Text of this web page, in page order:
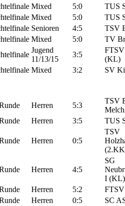
Mixed 5:0
TUS
Mixed 5:0
TUS
Senioren 4:5
TSV
Mixed 5:0
TV
Jugend
11/13/15
3:5
(KL)
Mixed 3:2
SV
Herren 5:3
TSV
Herren 3:5 TUS
Herren 0:5
TSV
Herren 4:5
SG
I (KL)
Herren 5:2
Herren 0:5
SC